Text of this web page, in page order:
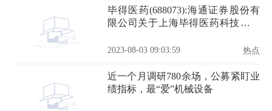
毕得医药(688073):海通证券股份有
限公司关于上海毕得医药科技股份
关事项的核查意见
2023-08-03 09:03:59 热点
近一个月调研780余场，公募紧盯业
绩指标，最“爱”机械设备